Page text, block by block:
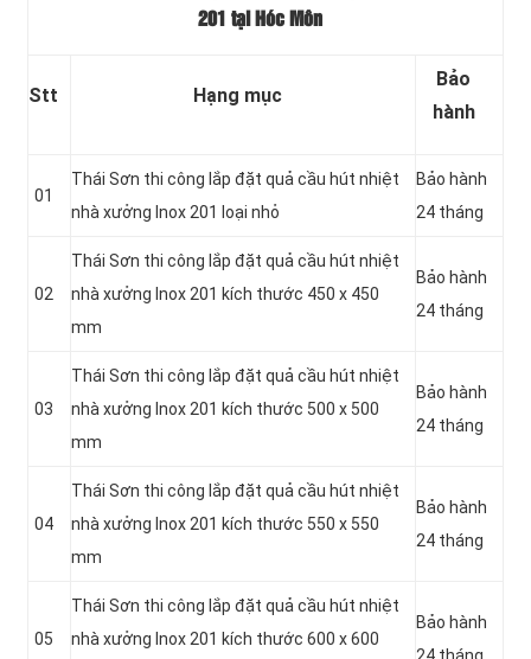
201 tại Hóc Môn
Stt Hạng mục
Bảo
hành
01
Thái Sơn thi công lắp đặt quả cầu hút nhiệt
nhà xưởng Inox 201 loại nhỏ
Bảo hành
24 tháng
02
Thái Sơn thi công lắp đặt quả cầu hút nhiệt
nhà xưởng Inox 201 kích thước 450 x 450
mm
Bảo hành
24 tháng
03
Thái Sơn thi công lắp đặt quả cầu hút nhiệt
nhà xưởng Inox 201 kích thước 500 x 500
mm
Bảo hành
24 tháng
04
Thái Sơn thi công lắp đặt quả cầu hút nhiệt
nhà xưởng Inox 201 kích thước 550 x 550
mm
Bảo hành
24 tháng
05
Thái Sơn thi công lắp đặt quả cầu hút nhiệt
nhà xưởng Inox 201 kích thước 600 x 600
Bảo hành